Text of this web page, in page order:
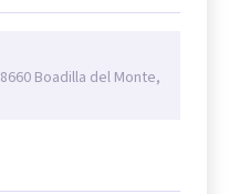
Boadilla del Monte,